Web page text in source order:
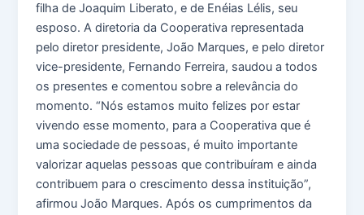
filha de Joaquim Liberato, e de Enéias Lélis, seu
esposo. A diretoria da Cooperativa representada
pelo diretor presidente, João Marques, e pelo diretor
vice-presidente, Fernando Ferreira, saudou a todos
os presentes e comentou sobre a relevância do
momento. “Nós estamos muito felizes por estar
vivendo esse momento, para a Cooperativa que é
uma sociedade de pessoas, é muito importante
valorizar aquelas pessoas que contribuíram e ainda
contribuem para o crescimento dessa instituição”,
afirmou João Marques. Após os cumprimentos da